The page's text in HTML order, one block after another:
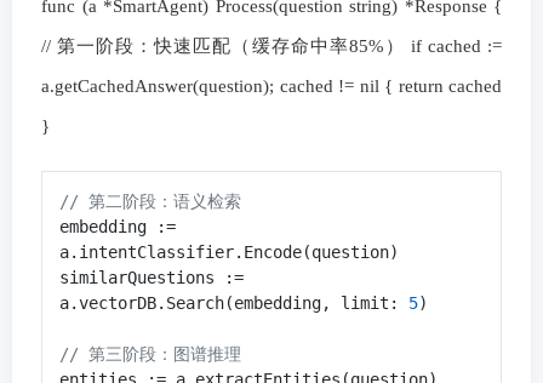
func (a *SmartAgent) Process(question string) *Response {
// 第一阶段：快速匹配（缓存命中率85%） if cached :=
a.getCachedAnswer(question); cached != nil { return cached
}
// 第二阶段：语义检索
embedding :=
a.intentClassifier.Encode(question)
similarQuestions :=
a.vectorDB.Search(embedding, limit: 5)
// 第三阶段：图谱推理